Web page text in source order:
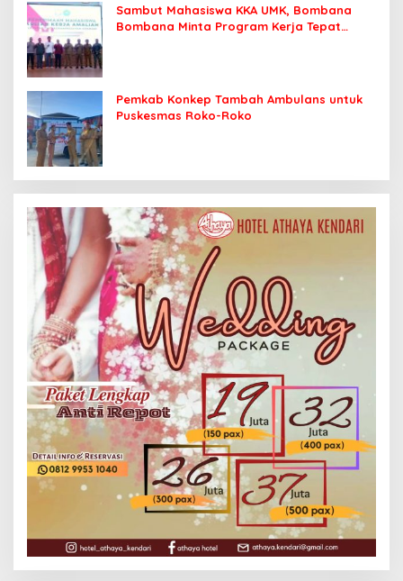
Sambut Mahasiswa KKA UMK, Bombana
Bombana Minta Program Kerja Tepat
Pemkab Konkep Tambah Ambulans untuk
Puskesmas Roko-Roko